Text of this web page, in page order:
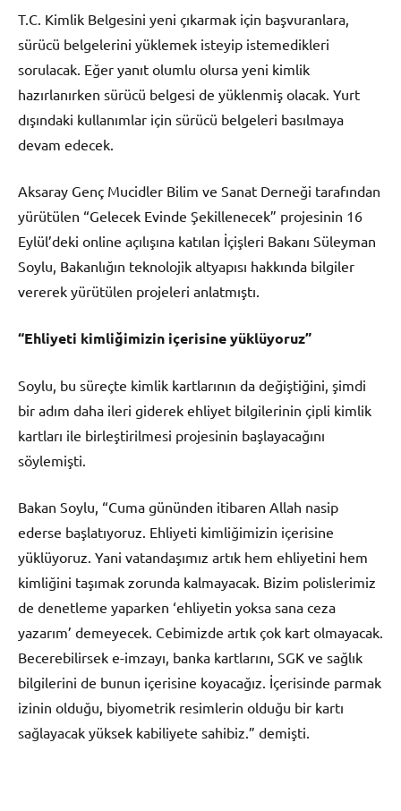
T.C. Kimlik Belgesini yeni çıkarmak için başvuranlara,
sürücü belgelerini yüklemek isteyip istemedikleri
sorulacak. Eğer yanıt olumlu olursa yeni kimlik
hazırlanırken sürücü belgesi de yüklenmiş olacak. Yurt
dışındaki kullanımlar için sürücü belgeleri basılmaya
devam edecek.
Aksaray Genç Mucidler Bilim ve Sanat Derneği tarafından
yürütülen “Gelecek Evinde Şekillenecek” projesinin 16
Eylül’deki online açılışına katılan İçişleri Bakanı Süleyman
Soylu, Bakanlığın teknolojik altyapısı hakkında bilgiler
vererek yürütülen projeleri anlatmıştı.
“Ehliyeti kimliğimizin içerisine yüklüyoruz”
Soylu, bu süreçte kimlik kartlarının da değiştiğini, şimdi
bir adım daha ileri giderek ehliyet bilgilerinin çipli kimlik
kartları ile birleştirilmesi projesinin başlayacağını
söylemişti.
Bakan Soylu, “Cuma gününden itibaren Allah nasip
ederse başlatıyoruz. Ehliyeti kimliğimizin içerisine
yüklüyoruz. Yani vatandaşımız artık hem ehliyetini hem
kimliğini taşımak zorunda kalmayacak. Bizim polislerimiz
de denetleme yaparken ‘ehliyetin yoksa sana ceza
yazarım’ demeyecek. Cebimizde artık çok kart olmayacak.
Becerebilirsek e-imzayı, banka kartlarını, SGK ve sağlık
bilgilerini de bunun içerisine koyacağız. İçerisinde parmak
izinin olduğu, biyometrik resimlerin olduğu bir kartı
sağlayacak yüksek kabiliyete sahibiz.” demişti.